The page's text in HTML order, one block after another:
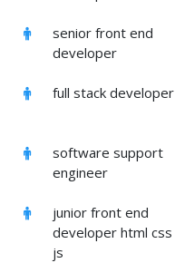
senior front end
developer
full stack developer
software support
engineer
junior front end
developer html css
js